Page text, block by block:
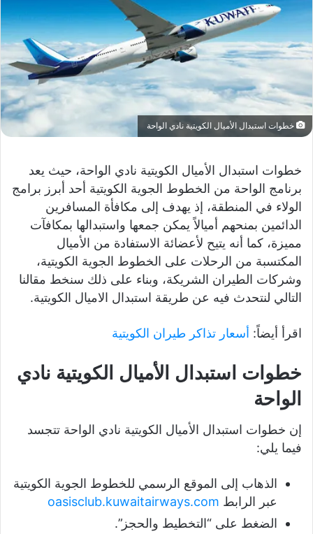
خطوات استبدال الأميال الكويتية نادي الواحة
خطوات استبدال الأميال الكويتية نادي الواحة، حيث يعد
برنامج الواحة من الخطوط الجوية الكويتية أحد أبرز برامج
الولاء في المنطقة، إذ يهدف إلى مكافأة المسافرين
الدائمين بمنحهم أميالاً يمكن جمعها واستبدالها بمكافآت
مميزة، كما أنه يتيح لأعضائة الاستفادة من الأميال
المكتسبة من الرحلات على الخطوط الجوية الكويتية،
وشركات الطيران الشريكة، وبناء على ذلك سنخط مقالنا
التالي لنتحدث فيه عن طريقة استبدال الاميال الكويتية.
اقرأ أيضاً: أسعار تذاكر طيران الكويتية
خطوات استبدال الأميال الكويتية نادي
الواحة
إن خطوات استبدال الأميال الكويتية نادي الواحة تتجسد
فيما يلي:
الذهاب إلى الموقع الرسمي للخطوط الجوية الكويتية
عبر الرابط oasisclub.kuwaitairways.com
الضغط على “التخطيط والحجز”.